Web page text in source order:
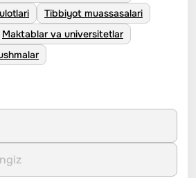
Tibbiyot muassasalari
Maktablar va universitetlar